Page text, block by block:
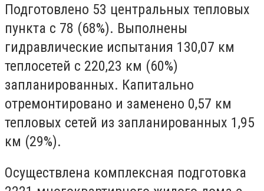
Подготовлено 53 центральных тепловых
пункта с 78 (68%). Выполнены
гидравлические испытания 130,07 км
теплосетей с 220,23 км (60%)
запланированных. Капитально
отремонтировано и заменено 0,57 км
тепловых сетей из запланированных 1,95
км (29%).
Осуществлена комплексная подготовка